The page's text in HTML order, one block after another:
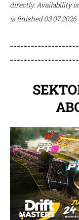
directly. Availability
is finished 03.07.2026